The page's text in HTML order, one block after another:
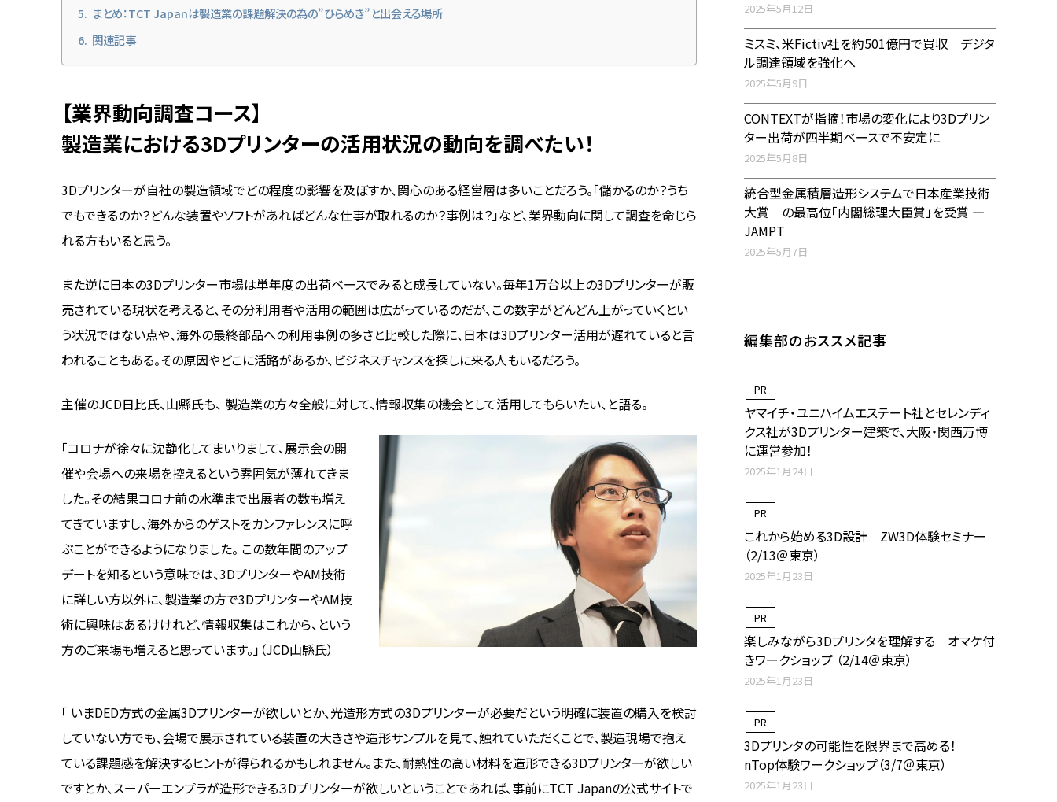
まとめ：TCT Japanは製造業の課題解決の為の”ひらめき”と出会える場所
関連記事
【業界動向調査コース】
製造業における3Dプリンターの活用状況の動向を調べたい！
3Dプリンターが自社の製造領域でどの程度の影響を及ぼすか、関心のある経営層は多いことだろう。「儲かるのか？うち
でもできるのか？どんな装置やソフトがあればどんな仕事が取れるのか？事例は？」など、業界動向に関して調査を命じら
れる方もいると思う。
また逆に日本の3Dプリンター市場は単年度の出荷ベースでみると成長していない。毎年1万台以上の3Dプリンターが販
売されている現状を考えると、その分利用者や活用の範囲は広がっているのだが、この数字がどんどん上がっていくとい
う状況ではない点や、海外の最終部品への利用事例の多さと比較した際に、日本は3Dプリンター活用が遅れていると言
われることもある。その原因やどこに活路があるか、ビジネスチャンスを探しに来る人もいるだろう。
主催のJCD日比氏、山縣氏も、 製造業の方々全般に対して、情報収集の機会として活用してもらいたい、と語る。
「コロナが徐々に沈静化してまいりまして、展示会の開
催や会場への来場を控えるという雰囲気が薄れてきま
した。その結果コロナ前の水準まで出展者の数も増え
てきていますし、海外からのゲストをカンファレンスに呼
ぶことができるようになりました。 この数年間のアップ
デートを知るという意味では、3DプリンターやAM技術
に詳しい方以外に、製造業の方で3DプリンターやAM技
術に興味はあるけけれど、情報収集はこれから、という
方のご来場も増えると思っています。」（JCD山縣氏）
「 いまDED方式の金属3Dプリンターが欲しいとか、光造形方式の3Dプリンターが必要だという明確に装置の購入を検討
していない方でも、会場で展示されている装置の大きさや造形サンプルを見て、触れていただくことで、製造現場で抱え
ている課題感を解決するヒントが得られるかもしれません。また、耐熱性の高い材料を造形できる3Dプリンターが欲しい
ですとか、スーパーエンプラが造形できる３Dプリンターが欲しいということであれば、事前にTCT Japanの公式サイトで
2025年5月12日
ミスミ、米Fictiv社を約501億円で買収 デジタ
ル調達領域を強化へ
2025年5月9日
CONTEXTが指摘！市場の変化により3Dプリン
ター出荷が四半期ベースで不安定に
2025年5月8日
統合型金属積層造形システムで日本産業技術
大賞 の最高位「内閣総理大臣賞」を受賞 ―
JAMPT
2025年5月7日
編集部のおススメ記事
PR
ヤマイチ・ユニハイムエステート社とセレンディ
クス社が3Dプリンター建築で、大阪・関西万博
に運営参加！
2025年1月24日
PR
これから始める3D設計 ZW3D体験セミナー
（2/13＠東京）
2025年1月23日
PR
楽しみながら3Dプリンタを理解する オマケ付
きワークショップ （2/14＠東京）
2025年1月23日
PR
3Dプリンタの可能性を限界まで高める！
nTop体験ワークショップ（3/7＠東京）
2025年1月23日